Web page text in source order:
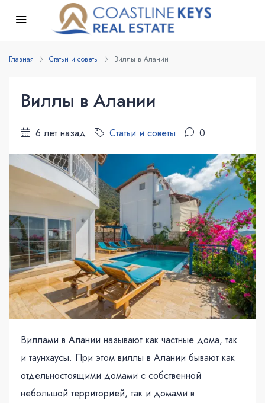
Главная Статьи и советы Виллы в Алании
Виллы в Алании
6 лет назад Статьи и советы 0
Виллами в Алании называют как частные дома, так
и таунхаусы. При этом виллы в Алании бывают как
отдельностоящими домами с собственной
небольшой территорией, так и домами в